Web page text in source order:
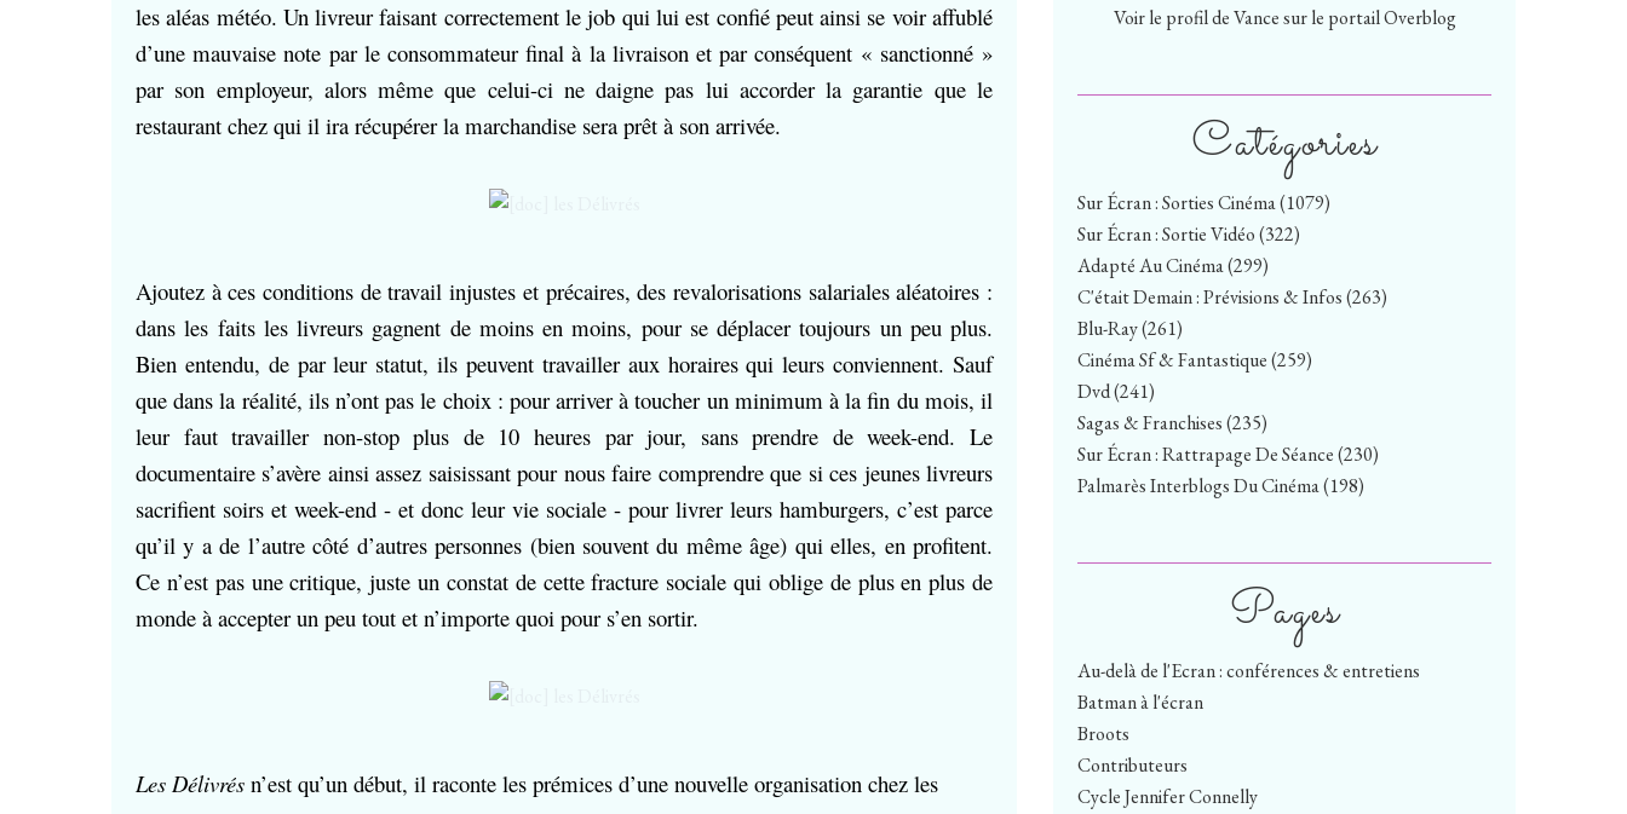
les aléas météo. Un livreur faisant correctement le job qui lui est confié peut ainsi se voir affublé
d’une mauvaise note par le consommateur final à la livraison et par conséquent « sanctionné »
par son employeur, alors même que celui-ci ne daigne pas lui accorder la garantie que le
restaurant chez qui il ira récupérer la marchandise sera prêt à son arrivée.
Ajoutez à ces conditions de travail injustes et précaires, des revalorisations salariales aléatoires :
dans les faits les livreurs gagnent de moins en moins, pour se déplacer toujours un peu plus.
Bien entendu, de par leur statut, ils peuvent travailler aux horaires qui leurs conviennent. Sauf
que dans la réalité, ils n’ont pas le choix : pour arriver à toucher un minimum à la fin du mois, il
leur faut travailler non-stop plus de 10 heures par jour, sans prendre de week-end. Le
documentaire s’avère ainsi assez saisissant pour nous faire comprendre que si ces jeunes livreurs
sacrifient soirs et week-end - et donc leur vie sociale - pour livrer leurs hamburgers, c’est parce
qu’il y a de l’autre côté d’autres personnes (bien souvent du même âge) qui elles, en profitent.
Ce n’est pas une critique, juste un constat de cette fracture sociale qui oblige de plus en plus de
monde à accepter un peu tout et n’importe quoi pour s’en sortir.
Les Délivrés n’est qu’un début, il raconte les prémices d’une nouvelle organisation chez les
Catégories
Sur Écran : Sorties Cinéma(1079)
Sur Écran : Sortie Vidéo(322)
Adapté Au Cinéma(299)
C'était Demain : Prévisions & Infos(263)
Blu-Ray(261)
Cinéma Sf & Fantastique(259)
Dvd(241)
Sagas & Franchises(235)
Sur Écran : Rattrapage De Séance(230)
Palmarès Interblogs Du Cinéma(198)
Pages
Au-delà de l'Ecran : conférences & entretiens
Batman à l'écran
Broots
Contributeurs
Cycle Jennifer Connelly
Voir le profil deVancesur le portail Overblog